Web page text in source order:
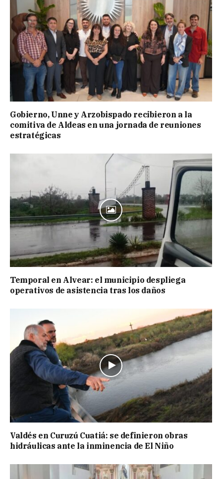
Gobierno, Unne y Arzobispado recibieron a la
comitiva de Aldeas en una jornada de reuniones
estratégicas
Temporal en Alvear: el municipio despliega
operativos de asistencia tras los daños
Valdés en Curuzú Cuatiá: se definieron obras
hidráulicas ante la inminencia de El Niño